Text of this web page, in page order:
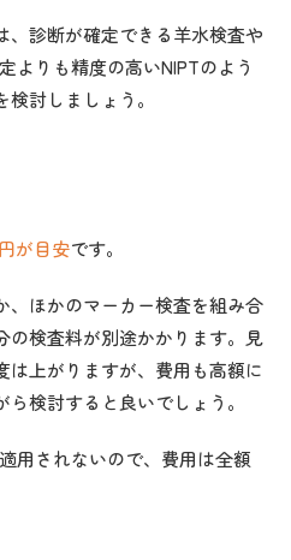
、診断が確定できる羊水検査や
よりも精度の高いNIPTのよう
討しましょう。
が目安です。
、ほかのマーカー検査を組み合
の検査料が別途かかります。見
は上がりますが、費用も高額に
検討すると良いでしょう。
用されないので、費用は全額